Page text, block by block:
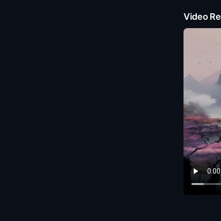
Video